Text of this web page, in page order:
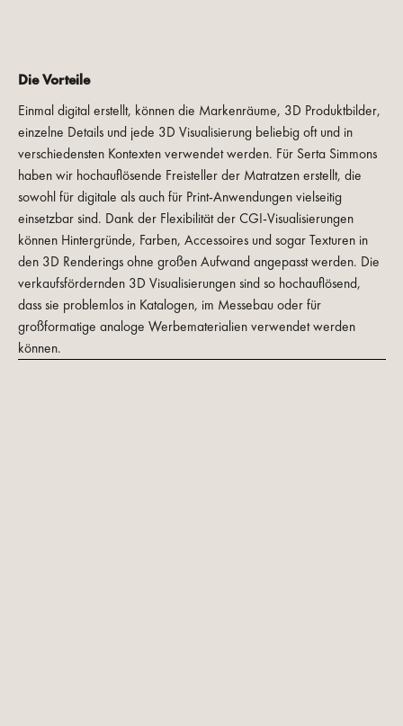
Die Vorteile
Einmal digital erstellt, können die Markenräume, 3D Produktbilder,
einzelne Details und jede 3D Visualisierung beliebig oft und in
verschiedensten Kontexten verwendet werden. Für Serta Simmons
haben wir hochauflösende Freisteller der Matratzen erstellt, die
sowohl für digitale als auch für Print-Anwendungen vielseitig
einsetzbar sind. Dank der Flexibilität der CGI-Visualisierungen
können Hintergründe, Farben, Accessoires und sogar Texturen in
den 3D Renderings ohne großen Aufwand angepasst werden. Die
verkaufsfördernden 3D Visualisierungen sind so hochauflösend,
dass sie problemlos in Katalogen, im Messebau oder für
großformatige analoge Werbematerialien verwendet werden
können.